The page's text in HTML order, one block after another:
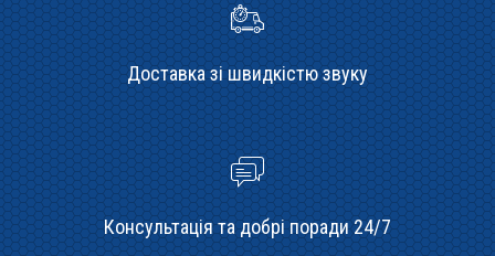
Доставка зі швидкістю звуку
Консультація та добрі поради 24/7